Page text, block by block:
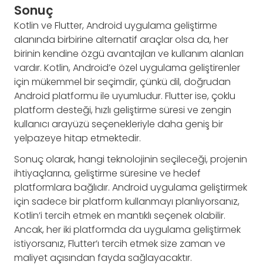
Sonuç
Kotlin ve Flutter, Android uygulama geliştirme
alanında birbirine alternatif araçlar olsa da, her
birinin kendine özgü avantajları ve kullanım alanları
vardır. Kotlin, Android’e özel uygulama geliştirenler
için mükemmel bir seçimdir, çünkü dil, doğrudan
Android platformu ile uyumludur. Flutter ise, çoklu
platform desteği, hızlı geliştirme süresi ve zengin
kullanıcı arayüzü seçenekleriyle daha geniş bir
yelpazeye hitap etmektedir.
Sonuç olarak, hangi teknolojinin seçileceği, projenin
ihtiyaçlarına, geliştirme süresine ve hedef
platformlara bağlıdır. Android uygulama geliştirmek
için sadece bir platform kullanmayı planlıyorsanız,
Kotlin’i tercih etmek en mantıklı seçenek olabilir.
Ancak, her iki platformda da uygulama geliştirmek
istiyorsanız, Flutter’ı tercih etmek size zaman ve
maliyet açısından fayda sağlayacaktır.